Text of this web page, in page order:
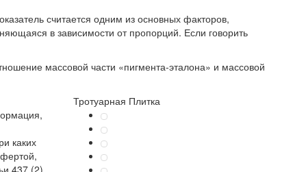
считается одним из основных факторов,
в зависимости от пропорций. Если говорить
массовой части «пигмента-эталона» и массовой
каких
Тротуарная Плитка